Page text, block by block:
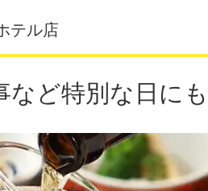
テル店
など特別な日に